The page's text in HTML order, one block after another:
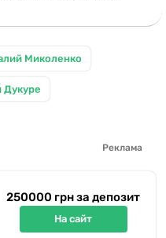
Миколенко
Дукуре
Реклама
250000 грн за депозит
На сайт